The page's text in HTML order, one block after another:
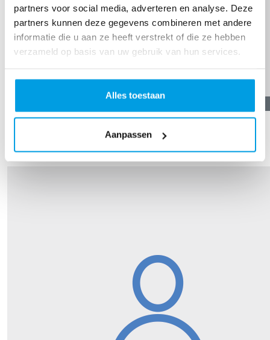
partners voor social media, adverteren en analyse. Deze
partners kunnen deze gegevens combineren met andere
informatie die u aan ze heeft verstrekt of die ze hebben
verzameld op basis van uw gebruik van hun services.
Alles toestaan
AanpassenJohn
Super goed dat je dit doet Mieke! Zet hem op!